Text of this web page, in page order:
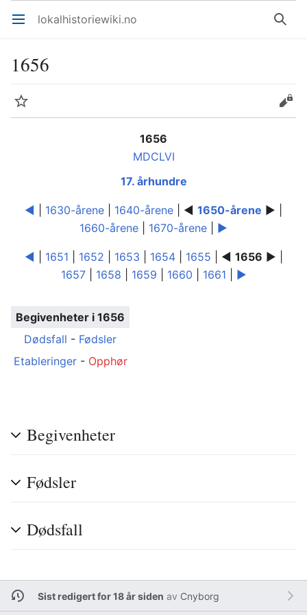
Åpne hovedmenyen lokalhistoriewiki.no Søk
1656
Overvåk Rediger
1656
MDCLVI
17. århundre
◄ 1630-årene 1640-årene | ◄ 1650-årene ► |
1660-årene
1670-årene ►
◄ 1651 1652 1653 1654| 1655 | ◄ 1656 ► |
1657| 1658 1659 1660 1661 ►
Begivenheter i 1656
Dødsfall - Fødsler
Etableringer- Opphør
Begivenheter
Fødsler
Dødsfall
Sist redigert for 18 år siden av Cnyborg